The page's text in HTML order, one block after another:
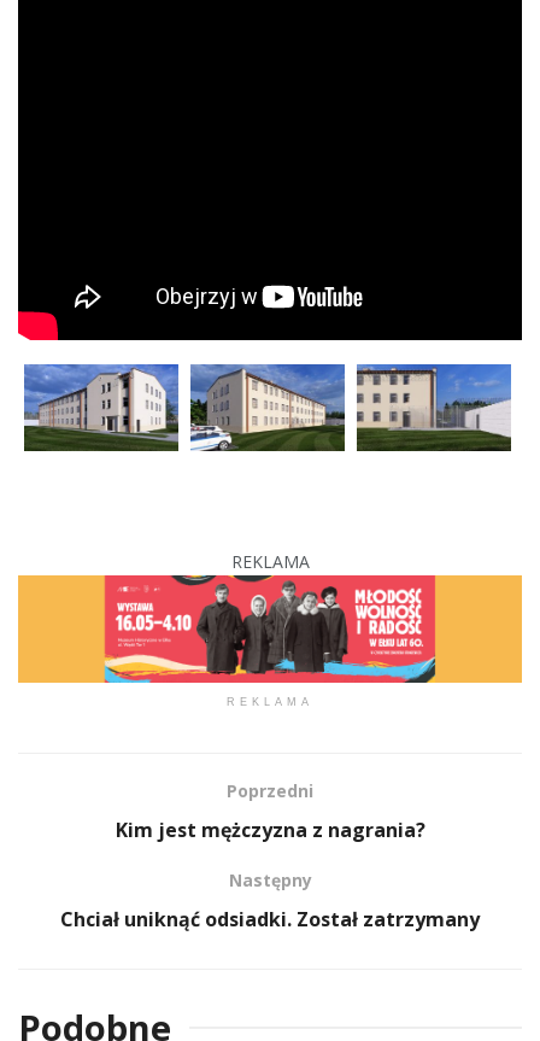
REKLAMA
REKLAMA
Poprzedni
Kim jest mężczyzna z nagrania?
Następny
Chciał uniknąć odsiadki. Został zatrzymany
Podobne